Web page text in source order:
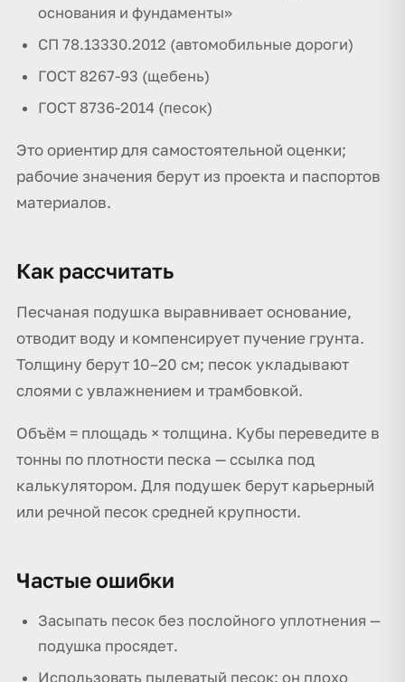
основания и фундаменты»
СП 78.13330.2012 (автомобильные дороги)
ГОСТ 8267-93 (щебень)
ГОСТ 8736-2014 (песок)
Это ориентир для самостоятельной оценки;
рабочие значения берут из проекта и паспортов
материалов.
Как рассчитать
Песчаная подушка выравнивает основание,
отводит воду и компенсирует пучение грунта.
Толщину берут 10–20 см; песок укладывают
слоями с увлажнением и трамбовкой.
Объём = площадь × толщина. Кубы переведите в
тонны по плотности песка — ссылка под
калькулятором. Для подушек берут карьерный
или речной песок средней крупности.
Частые ошибки
Засыпать песок без послойного уплотнения —
подушка просядет.
Использовать пылеватый песок: он плохо